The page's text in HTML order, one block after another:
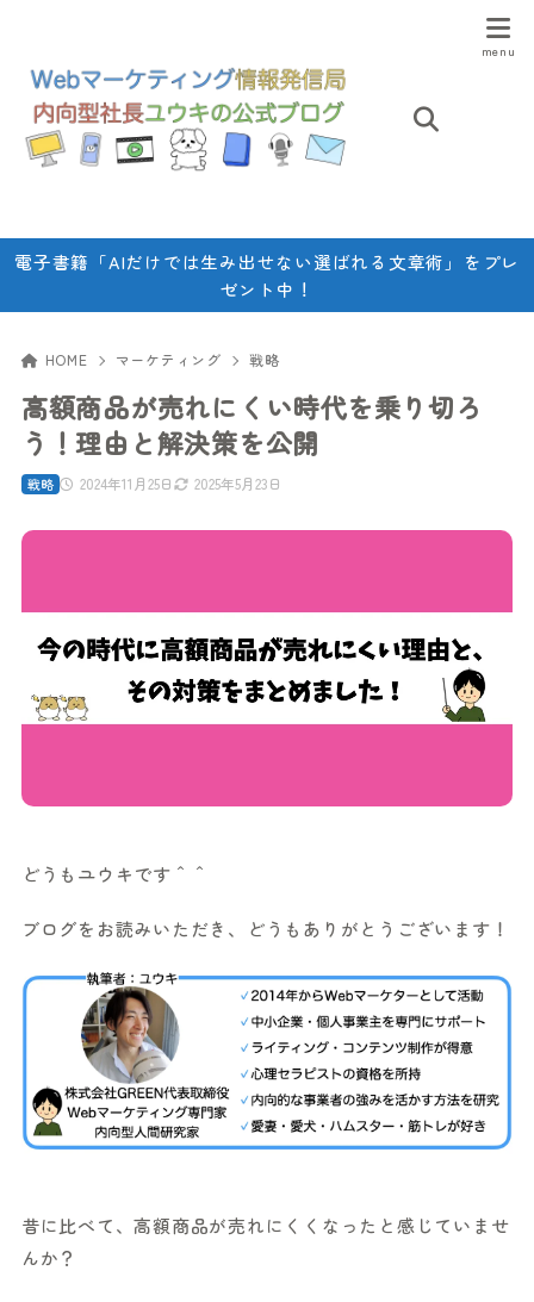
電子書籍「AIだけでは生み出せない選ばれる文章術」をプレ
ゼント中！
HOME マーケティング 戦略
高額商品が売れにくい時代を乗り切ろ
う！理由と解決策を公開
2024年11月25日 2025年5月23日
戦略
どうもユウキです＾＾
ブログをお読みいただき、どうもありがとうございます！
昔に比べて、高額商品が売れにくくなったと感じていませ
んか？